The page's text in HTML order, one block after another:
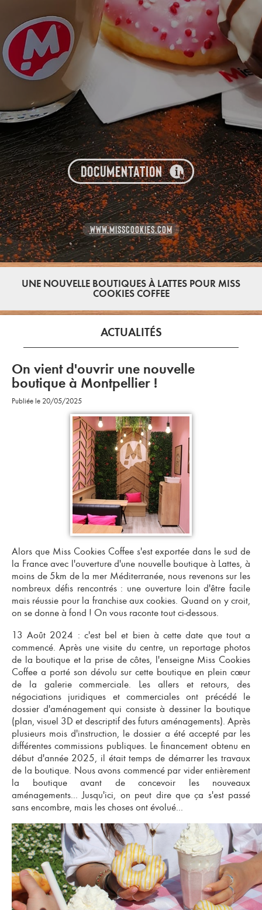
DOCUMENTATION
WWW.MISSCOOKIES.COM
UNE NOUVELLE BOUTIQUES À LATTES POUR MISS
COOKIES COFFEE
ACTUALITÉS
On vient d'ouvrir une nouvelle
boutique à Montpellier !
Publiée le 20/05/2025
Alors que Miss Cookies Coffee s'est exportée dans le sud de
la France avec l'ouverture d'une nouvelle boutique à Lattes, à
moins de 5km de la mer Méditerranée, nous revenons sur les
nombreux défis rencontrés : une ouverture loin d'être facile
mais réussie pour la franchise aux cookies. Quand on y croit,
on se donne à fond ! On vous raconte tout ci-dessous.
13 Août 2024 : c'est bel et bien à cette date que tout a
commencé. Après une visite du centre, un reportage photos
de la boutique et la prise de côtes, l'enseigne Miss Cookies
Coffee a porté son dévolu sur cette boutique en plein cœur
de la galerie commerciale. Les allers et retours, des
négociations juridiques et commerciales ont précédé le
dossier d'aménagement qui consiste à dessiner la boutique
(plan, visuel 3D et descriptif des futurs aménagements). Après
plusieurs mois d'instruction, le dossier a été accepté par les
différentes commissions publiques. Le financement obtenu en
début d'année 2025, il était temps de démarrer les travaux
de la boutique. Nous avons commencé par vider entièrement
la boutique avant de concevoir les nouveaux
aménagements... Jusqu'ici, on peut dire que ça s'est passé
sans encombre, mais les choses ont évolué...